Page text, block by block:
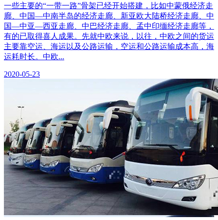
一些主要的“一带一路”骨架已经开始搭建，比如中蒙俄经济走
廊、中国—中南半岛的经济走廊、新亚欧大陆桥经济走廊、中
国—中亚—西亚走廊、中巴经济走廊、孟中印缅经济走廊等，
有的已取得喜人成果。先就中欧来说，以往，中欧之间的货运
主要靠空运、海运以及公路运输，空运和公路运输成本高，海
运耗时长。中欧...
2020-05-23